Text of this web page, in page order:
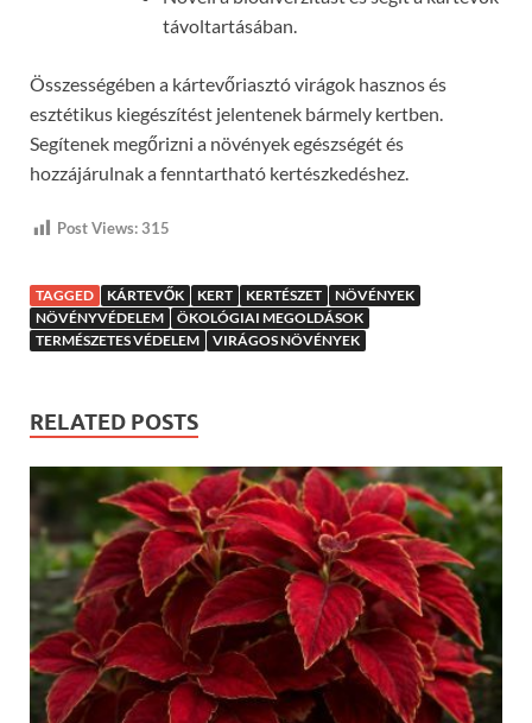
távoltartásában.
Összességében a kártevőriasztó virágok hasznos és
esztétikus kiegészítést jelentenek bármely kertben.
Segítenek megőrizni a növények egészségét és
hozzájárulnak a fenntartható kertészkedéshez.
Post Views:315
TAGGED KÁRTEVŐK KERT KERTÉSZET
NÖVÉNYEK
NÖVÉNYVÉDELEM
ÖKOLÓGIAI MEGOLDÁSOK
TERMÉSZETES VÉDELEM
VIRÁGOS NÖVÉNYEK
RELATED POSTS